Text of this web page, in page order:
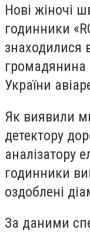
Нові жіночі
годинники
знаходилися
громадянина
України
Як виявили
детектору
аналізатору
годинники
оздоблені
За даними